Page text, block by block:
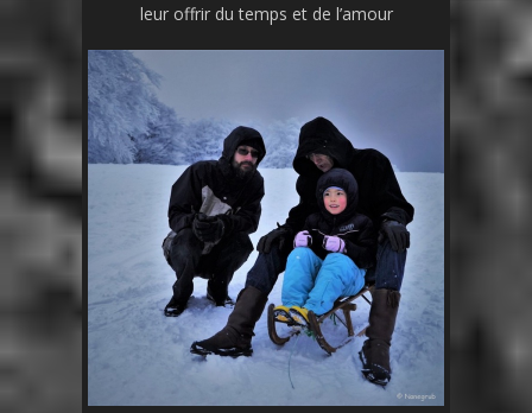
leur offrir du temps et de l’amour